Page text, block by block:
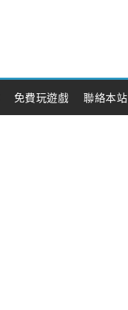
免費玩遊戲 聯絡本站